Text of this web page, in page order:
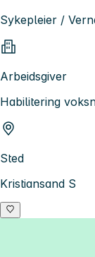
Sykepleier /
Arbeidsgiver
Habilitering
Sted
Kristiansand S